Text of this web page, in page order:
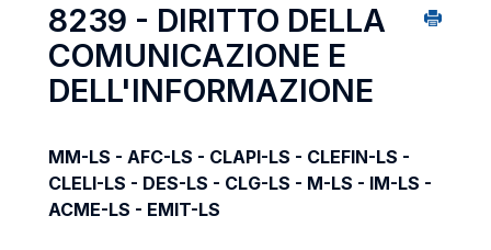
8239 - DIRITTO DELLA
COMUNICAZIONE E
DELL'INFORMAZIONE
MM-LS - AFC-LS - CLAPI-LS - CLEFIN-LS -
CLELI-LS - DES-LS - CLG-LS - M-LS - IM-LS -
ACME-LS - EMIT-LS